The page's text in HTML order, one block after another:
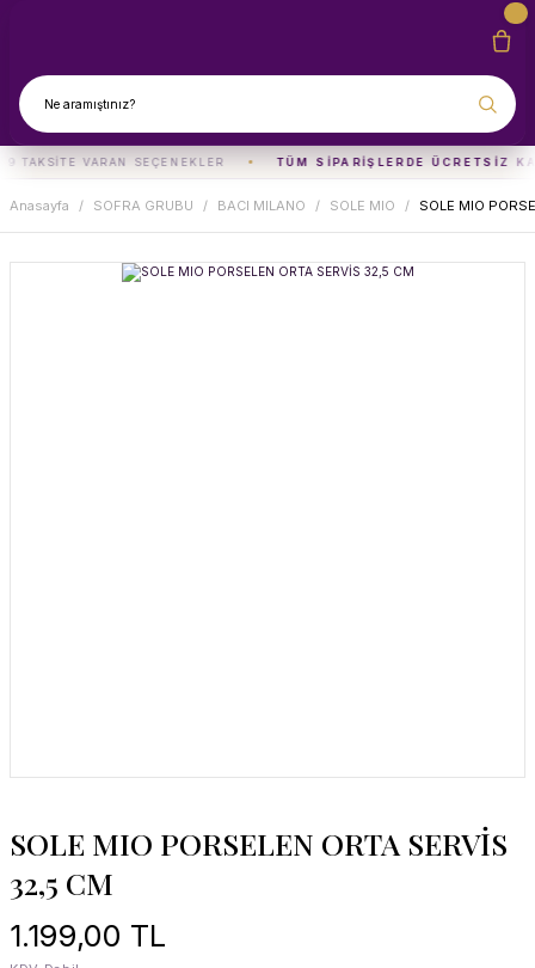
TAKSITE VARAN SEÇENEKLER TÜM SIPARIŞLERDE ÜCRETSIZ
Anasayfa SOFRA GRUBU BACI MILANO SOLE MIO SOLE MIO
SOLE MIO PORSELEN ORTA SERVİS
32,5 CM
1.199,00 TL